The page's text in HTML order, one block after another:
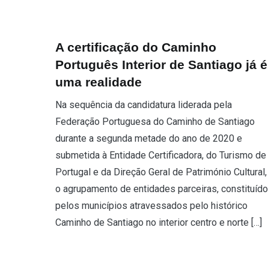
A certificação do Caminho
Português Interior de Santiago já é
uma realidade
Na sequência da candidatura liderada pela
Federação Portuguesa do Caminho de Santiago
durante a segunda metade do ano de 2020 e
submetida à Entidade Certificadora, do Turismo de
Portugal e da Direção Geral de Património Cultural,
o agrupamento de entidades parceiras, constituído
pelos municípios atravessados pelo histórico
Caminho de Santiago no interior centro e norte […]